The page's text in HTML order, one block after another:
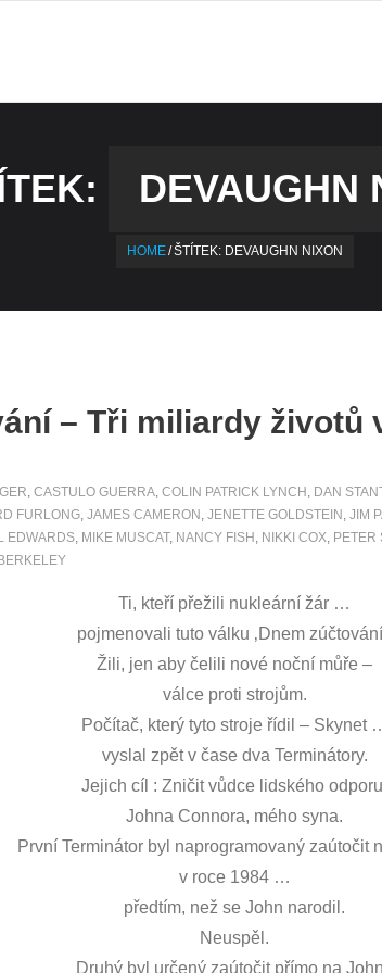
DEVAUGHN
HOME/ŠTÍTEK: DEVAUGHN NIXON
– Tři miliardy životů
, CASTULO GUERRA, COLIN PATRICK LYNCH , DAN
FURLONG, JAMES CAMERON , JENETTE GOLDSTEIN , JIM
EDWARDS, MIKE MUSCAT, NANCY FISH , NIKKI COX, PETER
Ti, kteří přežili nukleární žár …
pojmenovali tuto válku ‚Dnem
Žili, jen aby čelili nové noční můře –
válce proti strojům.
Počítač, který tyto stroje řídil – Skynet
vyslal zpět v čase dva Terminátory.
Jejich cíl : Zničit vůdce lidského
Johna Connora, mého syna.
První Terminátor byl naprogramovaný zaútočit
v roce 1984 …
předtím, než se John narodil.
Neuspěl.
Druhý byl určený zaútočit přímo na